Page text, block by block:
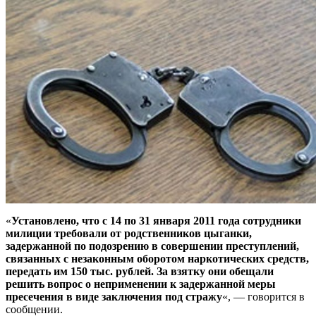
«Установлено, что с 14 по 31 января 2011 года сотрудники
милиции требовали от родственников цыганки,
задержанной по подозрению в совершении преступлений,
связанных с незаконным оборотом наркотических средств,
передать им 150 тыс. рублей. За взятку они обещали
решить вопрос о неприменении к задержанной меры
пресечения в виде заключения под стражу«, — говорится в
сообщении.